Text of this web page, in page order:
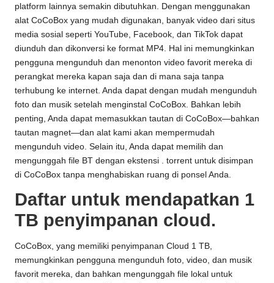
platform lainnya semakin dibutuhkan. Dengan menggunakan
alat CoCoBox yang mudah digunakan, banyak video dari situs
media sosial seperti YouTube, Facebook, dan TikTok dapat
diunduh dan dikonversi ke format MP4. Hal ini memungkinkan
pengguna mengunduh dan menonton video favorit mereka di
perangkat mereka kapan saja dan di mana saja tanpa
terhubung ke internet. Anda dapat dengan mudah mengunduh
foto dan musik setelah menginstal CoCoBox. Bahkan lebih
penting, Anda dapat memasukkan tautan di CoCoBox—bahkan
tautan magnet—dan alat kami akan mempermudah
mengunduh video. Selain itu, Anda dapat memilih dan
mengunggah file BT dengan ekstensi . torrent untuk disimpan
di CoCoBox tanpa menghabiskan ruang di ponsel Anda.
Daftar untuk mendapatkan 1
TB penyimpanan cloud.
CoCoBox, yang memiliki penyimpanan Cloud 1 TB,
memungkinkan pengguna mengunduh foto, video, dan musik
favorit mereka, dan bahkan mengunggah file lokal untuk